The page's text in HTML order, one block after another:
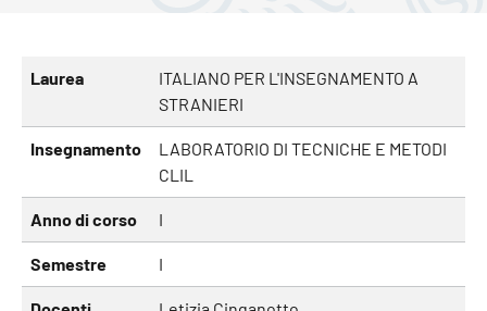
Laurea
ITALIANO PER L'INSEGNAMENTO A
STRANIERI
Insegnamento
LABORATORIO DI TECNICHE E METODI
CLIL
Anno di corso I
Semestre I